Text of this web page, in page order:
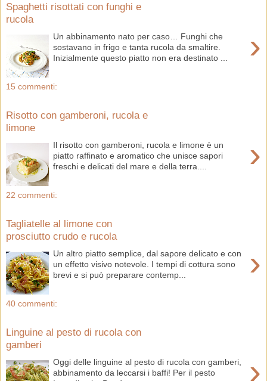
Spaghetti risottati con funghi e
rucola
›
Un abbinamento nato per caso… Funghi che
sostavano in frigo e tanta rucola da smaltire.
Inizialmente questo piatto non era destinato ...
15 commenti:
Risotto con gamberoni, rucola e
limone
›
Il risotto con gamberoni, rucola e limone è un
piatto raffinato e aromatico che unisce sapori
freschi e delicati del mare e della terra....
22 commenti:
Tagliatelle al limone con
prosciutto crudo e rucola
›
Un altro piatto semplice, dal sapore delicato e con
un effetto visivo notevole. I tempi di cottura sono
brevi e si può preparare contemp...
40 commenti:
Linguine al pesto di rucola con
gamberi
›
Oggi delle linguine al pesto di rucola con gamberi,
abbinamento da leccarsi i baffi! Per il pesto